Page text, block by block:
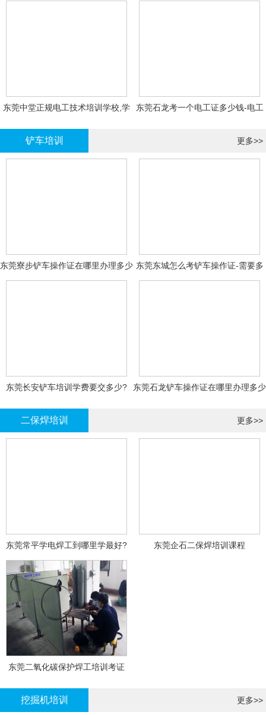
钱?需要什么条件?
多少?
东莞中堂正规电工技术培训学校,学
东莞石龙考一个电工证多少钱-电工
铲车培训 更多>>
东莞寮步铲车操作证在哪里办理多少
钱
东莞东城怎么考铲车操作证-需要多
少钱?
东莞长安铲车培训学费要交多少?
东莞石龙铲车操作证在哪里办理多少
二保焊培训 更多>>
东莞常平学电焊工到哪里学最好? 东莞企石二保焊培训课程
东莞二氧化碳保护焊工培训考证
挖掘机培训 更多>>